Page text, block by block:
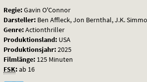
Regie:Gavin O'Connor
Darsteller: Ben Affleck, Jon Bernthal, J.K.
Genre:Actionthriller
Produktionsland: USA
Produktionsjahr:2025
Filmlänge: 125 Minuten
FSK:ab 16